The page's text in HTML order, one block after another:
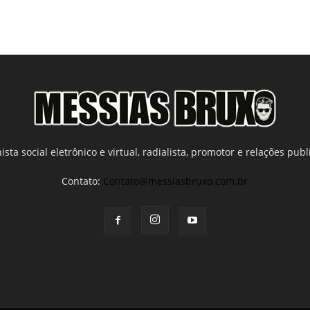
social eletrônico e virtual, radialista, promotor e relações
Contato: Contato@messiasbruxo.com.br